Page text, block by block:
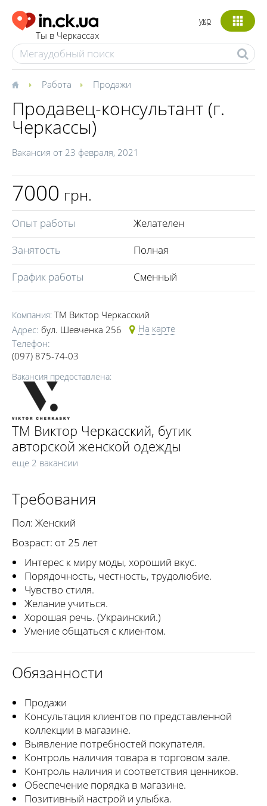
Ты в Черкассах
укр
Работа Продажи
Продавец-консультант (г.
Черкассы)
Вакансия от 23 февраля, 2021
7000 грн.
Опыт работы
Желателен
Занятость
Полная
График работы
Сменный
Компания: ТМ Виктор Черкасский
Адрес: бул. Шевченка 256
На карте
Телефон:
(097) 875-74-03
Вакансия предоставлена:
ТМ Виктор Черкасский, бутик
авторской женской одежды
еще 2 вакансии
Требования
Пол: Женский
Возраст: от 25 лет
Интерес к миру моды, хороший вкус.
Порядочность, честность, трудолюбие.
Чувство стиля.
Желание учиться.
Хорошая речь. (Украинский.)
Умение общаться с клиентом.
Обязанности
Продажи
Консультация клиентов по представленной
коллекции в магазине.
Выявление потребностей покупателя.
Контроль наличия товара в торговом зале.
Контроль наличия и соответствия ценников.
Обеспечение порядка в магазине.
Позитивный настрой и улыбка.